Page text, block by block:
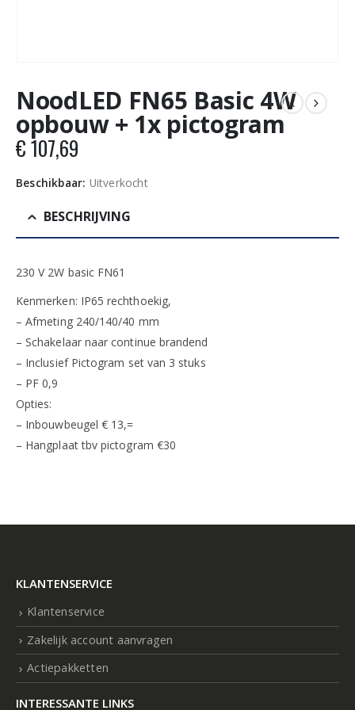
NoodLED FN65 Basic 4W
opbouw + 1x pictogram
€107,69
Beschikbaar: Uitverkocht
BESCHRIJVING
230 V 2W basic FN61
Kenmerken: IP65 rechthoekig,
– Afmeting 240/140/40 mm
– Schakelaar naar continue brandend
– Inclusief Pictogram set van 3 stuks
– PF 0,9
Opties:
– Inbouwbeugel € 13,=
– Hangplaat tbv pictogram €30
KLANTENSERVICE
Klantenservice
Zakelijk account aanvragen
Actiepakketten
INTERESSANTE LINKS